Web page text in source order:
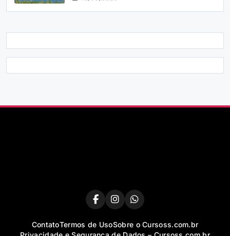
ContatoTermos de UsoSobre o Cursoss.com.br